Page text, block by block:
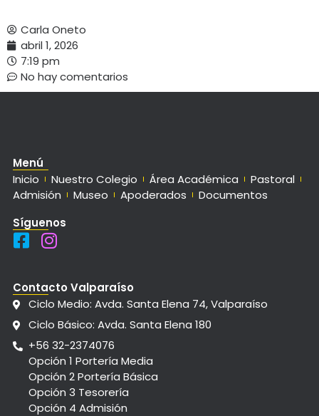
Carla Oneto
abril 1, 2026
7:19 pm
No hay comentarios
Menú
Inicio
Nuestro Colegio Área Académica
Pastoral
Admisión
Museo Apoderados
Documentos
Síguenos
Contacto Valparaíso
Ciclo Medio: Avda. Santa Elena 74, Valparaíso
Ciclo Básico: Avda. Santa Elena 180
+56 32-2374076
Opción 1 Portería Media
Opción 2 Portería Básica
Opción 3 Tesorería
Opción 4 Admisión